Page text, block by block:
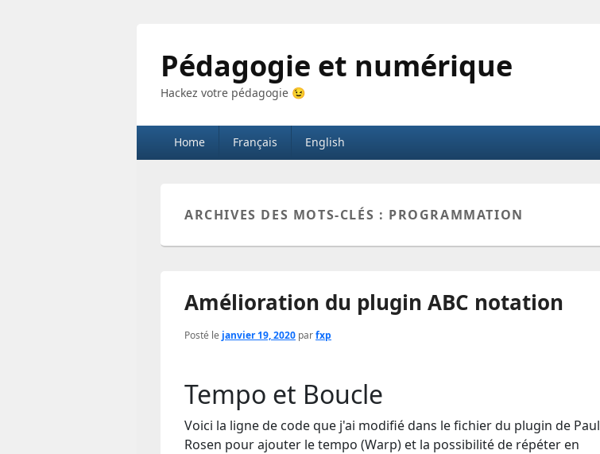
Pédagogie et numérique
Hackez votre pédagogie 😉
Menu
principal
Home Français English
ARCHIVES DES MOTS-CLÉS : PROGRAMMATION
Amélioration du plugin ABC notation
Posté le janvier 19, 2020 parfxp
Tempo et Boucle
Voici la ligne de code que j'ai modifié dans le fichier du plugin de Paul
Rosen pour ajouter le tempo (Warp) et la possibilité de répéter en